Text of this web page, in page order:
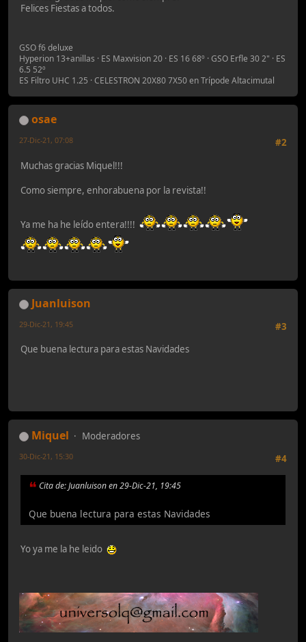
Felices Fiestas a todos.
GSO f6 deluxe
Hyperion 13+anillas · ES Maxvision 20 · ES 16 68º · GSO Erfle 30 2" · ES
6.5 52º
ES Filtro UHC 1.25 · CELESTRON 20X80 7X50 en Trípode Altacimutal
osae
#2
27-Dic-21, 07:08
Muchas gracias Miquel!!!
Como siempre, enhorabuena por la revista!!
Ya me ha he leído entera!!!!
Juanluison
#3
29-Dic-21, 19:45
Que buena lectura para estas Navidades
Miquel
Moderadores
#4
30-Dic-21, 15:30
Cita de: Juanluison en 29-Dic-21, 19:45
Que buena lectura para estas Navidades
Yo ya me la he leido